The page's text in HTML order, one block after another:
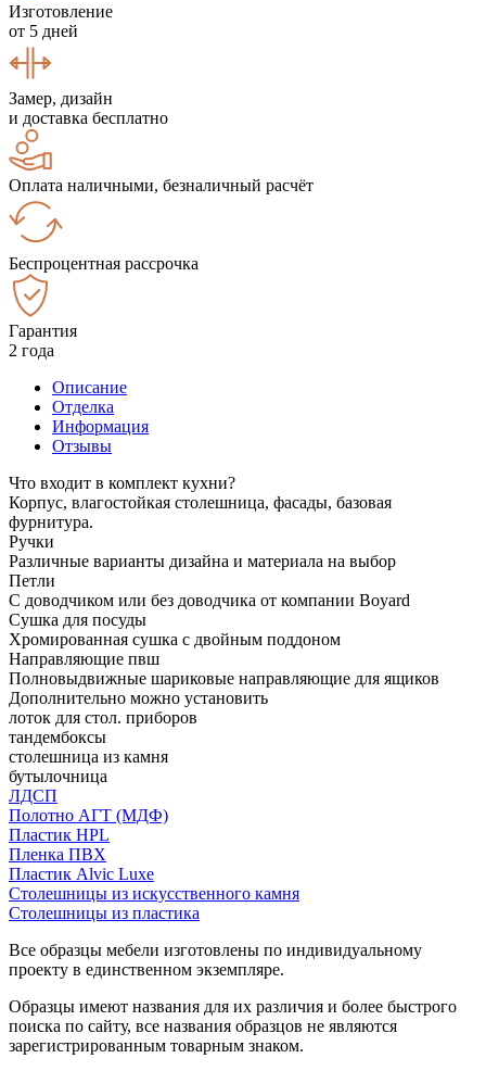
Изготовление
от 5 дней
Замер, дизайн
и доставка бесплатно
Оплата наличными, безналичный расчёт
Беспроцентная рассрочка
Гарантия
2 года
Описание
Отделка
Информация
Отзывы
Что входит в комплект кухни?
Корпус, влагостойкая столешница, фасады, базовая
фурнитура.
Ручки
Различные варианты дизайна и материала на выбор
Петли
С доводчиком или без доводчика от компании Boyard
Сушка для посуды
Хромированная сушка с двойным поддоном
Направляющие пвш
Полновыдвижные шариковые направляющие для ящиков
Дополнительно можно установить
лоток для стол. приборов
тандембоксы
столешница из камня
бутылочница
ЛДСП
Полотно АГТ (МДФ)
Пластик HPL
Пленка ПВХ
Пластик Alvic Luxe
Столешницы из искусственного камня
Столешницы из пластика
Все образцы мебели изготовлены по индивидуальному
проекту в единственном экземпляре.
Образцы имеют названия для их различия и более быстрого
поиска по сайту, все названия образцов не являются
зарегистрированным товарным знаком.